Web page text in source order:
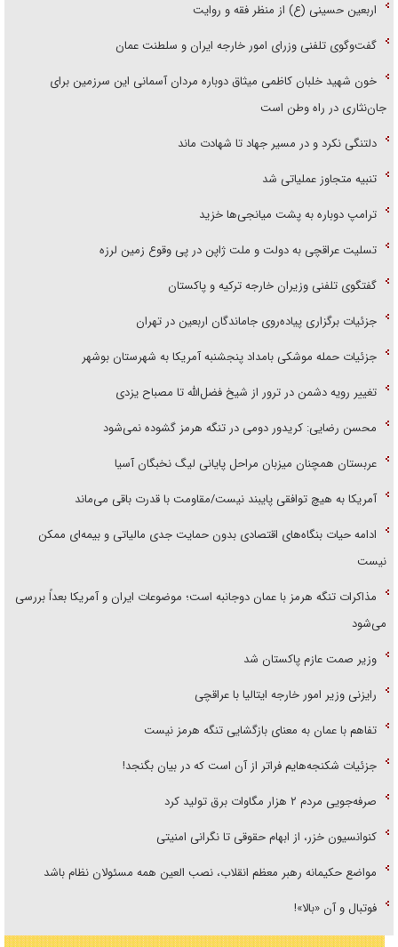
اربعین حسینی (ع) از منظر فقه و روایت
گفت‌وگوی تلفنی وزرای امور خارجه ایران و سلطنت عمان
خون شهید خلبان کاظمی میثاق دوباره مردان آسمانی این سرزمین برای
جان‌نثاری در راه وطن است
دلتنگی نکرد و در مسیر جهاد تا شهادت ماند
تنبیه متجاوز عملیاتی شد
ترامپ دوباره به پشت میانجی‌ها خزید
تسلیت عراقچی به دولت و ملت ژاپن در پی وقوع زمین لرزه
گفتگوی تلفنی وزیران خارجه ترکیه و پاکستان
جزئیات برگزاری پیاده‌روی جاماندگان اربعین در تهران
جزئیات حمله موشکی بامداد پنجشنبه آمریکا به شهرستان بوشهر
تغییر رویه دشمن در ترور از شیخ فضل‌الله تا مصباح یزدی
محسن رضایی: کریدور دومی در تنگه هرمز گشوده نمی‌شود
عربستان همچنان میزبان مراحل پایانی لیگ نخبگان آسیا
آمریکا به هیچ توافقی پایبند نیست/مقاومت با قدرت باقی می‌ماند
ادامه حیات بنگاه‌های اقتصادی بدون حمایت جدی مالیاتی و بیمه‌ای ممکن
نیست
مذاکرات تنگه هرمز با عمان دوجانبه است؛ موضوعات ایران و آمریکا بعداً بررسی
می‌شود
وزیر صمت عازم پاکستان شد
رایزنی وزیر امور خارجه ایتالیا با عراقچی
تفاهم با عمان به معنای بازگشایی تنگه هرمز نیست
جزئیات شکنجه‌هایم فراتر از آن است که در بیان بگنجد!
صرفه‌جویی مردم ۲ هزار مگاوات برق تولید کرد
کنوانسیون خزر، از ابهام حقوقی تا نگرانی امنیتی
مواضع حکیمانه رهبر معظم انقلاب، نصب العین همه مسئولان نظام باشد
فوتبال و آن «بالا»!